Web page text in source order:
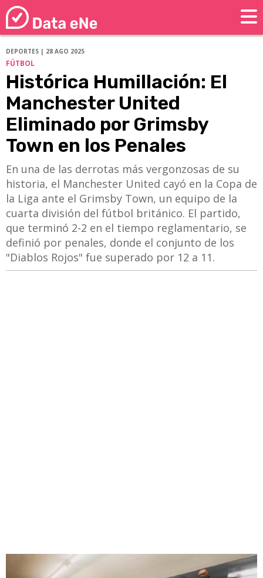
DEPORTES | 28 AGO 2025
FÚTBOL
Histórica Humillación: El
Manchester United
Eliminado por Grimsby
Town en los Penales
En una de las derrotas más vergonzosas de su
historia, el Manchester United cayó en la Copa de
la Liga ante el Grimsby Town, un equipo de la
cuarta división del fútbol británico. El partido,
que terminó 2-2 en el tiempo reglamentario, se
definió por penales, donde el conjunto de los
"Diablos Rojos" fue superado por 12 a 11.